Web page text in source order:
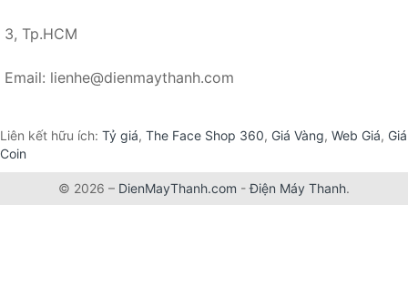
3, Tp.HCM
Email: lienhe@dienmaythanh.com
Liên kết hữu ích: Tỷ giá, The Face Shop 360, Giá Vàng, Web Giá, Giá
Coin
© 2026 – DienMayThanh.com -Điện Máy Thanh.